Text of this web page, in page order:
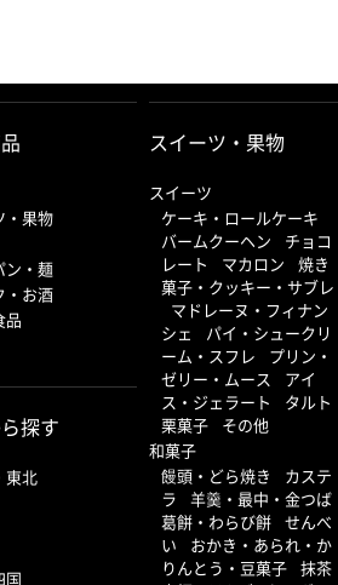
・果物
ン・麺
・お酒
品
探す
東北
国
スイーツ・果物
スイーツ
ケーキ・ロールケーキ
バームクーヘン
チョコ
レート
マカロン
焼き
菓子・クッキー・サブレ
マドレーヌ・フィナン
シェ
パイ・シュークリ
ーム・スフレ
プリン・
ゼリー・ムース
アイ
ス・ジェラート
タルト
栗菓子
その他
和菓子
饅頭・どら焼き
カステ
ラ
羊羹・最中・金つば
葛餅・わらび餅 せんべ
い
おかき・あられ・か
りんとう・豆菓子 抹茶